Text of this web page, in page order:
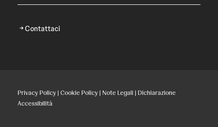
Contattaci
Privacy Policy | Cookie Policy | Note Legali | Dichiarazione
Accessibilità